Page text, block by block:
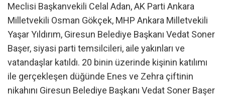
Meclisi Başkanvekili Celal Adan, AK Parti Ankara
Milletvekili Osman Gökçek, MHP Ankara Milletvekili
Yaşar Yıldırım, Giresun Belediye Başkanı Vedat Soner
Başer, siyasi parti temsilcileri, aile yakınları ve
vatandaşlar katıldı. 20 binin üzerinde kişinin katılımı
ile gerçekleşen düğünde Enes ve Zehra çiftinin
nikahını Giresun Belediye Başkanı Vedat Soner Başer